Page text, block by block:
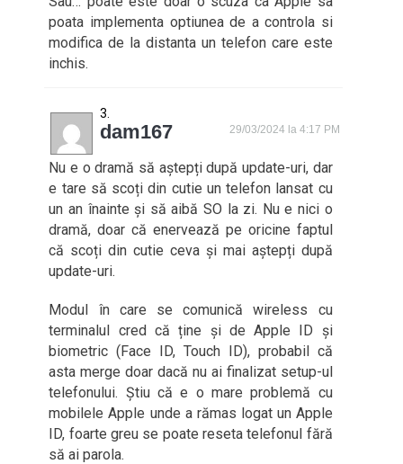
poata implementa optiunea de a controla si
modifica de la distanta un telefon care este
inchis.
dam167 29/03/2024 la 4:17 PM
Nu e o dramă să aștepți după update-uri, dar
e tare să scoți din cutie un telefon lansat cu
un an înainte și să aibă SO la zi. Nu e nici o
dramă, doar că enervează pe oricine faptul
că scoți din cutie ceva și mai aștepți după
update-uri.
Modul în care se comunică wireless cu
terminalul cred că ține și de Apple ID și
biometric (Face ID, Touch ID), probabil că
asta merge doar dacă nu ai finalizat setup-ul
telefonului. Știu că e o mare problemă cu
mobilele Apple unde a rămas logat un Apple
ID, foarte greu se poate reseta telefonul fără
să ai parola.